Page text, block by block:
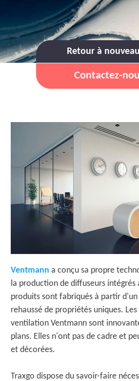
Retour à
Contactez-
Ventmann a conçu sa propre
la production de diffuseurs intégrés
produits sont fabriqués à partir d'un
rehaussé de propriétés uniques.
ventilation Ventmann sont
plans. Elles n'ont pas de cadre et
et décorées.
Traxgo dispose du savoir-faire